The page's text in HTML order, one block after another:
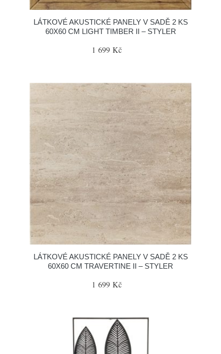
LÁTKOVÉ AKUSTICKÉ PANELY V SADĚ 2 KS
60X60 CM LIGHT TIMBER II – STYLER
1 699 Kč
LÁTKOVÉ AKUSTICKÉ PANELY V SADĚ 2 KS
60X60 CM TRAVERTINE II – STYLER
1 699 Kč